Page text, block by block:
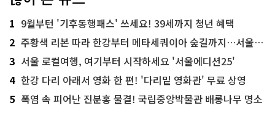
1 9월부턴 '기후동행패스' 쓰세요! 39세까지 청년 혜택
2 주황색 리본 따라 한강부터 메타세쿼이아 숲길까지…서울둘레길 15코스
3 서울 로컬여행, 여기부터 시작하세요 '서울에디션25'
4 한강 다리 아래서 영화 한 편! '다리밑 영화관' 무료 상영
5 폭염 속 피어난 진분홍 물결! 국립중앙박물관 배롱나무 명소